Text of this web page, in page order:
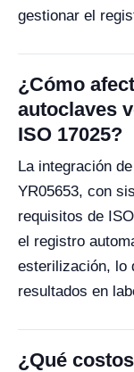
gestionar el
¿Cómo
autoclaves
ISO 17025?
La integración
YR05653, con
requisitos de
el registro
esterilización, lo
resultados en
¿Qué